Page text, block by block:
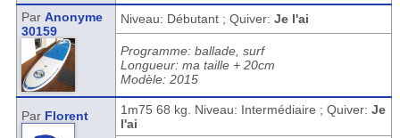
Par Anonyme
30159
Niveau: Débutant ; Quiver: Je l'ai
Programme: ballade, surf
Longueur: ma taille + 20cm
Modèle: 2015
Par Florent 1m75 68 kg. Niveau: Intermédiaire ; Quiver: Je
l'ai